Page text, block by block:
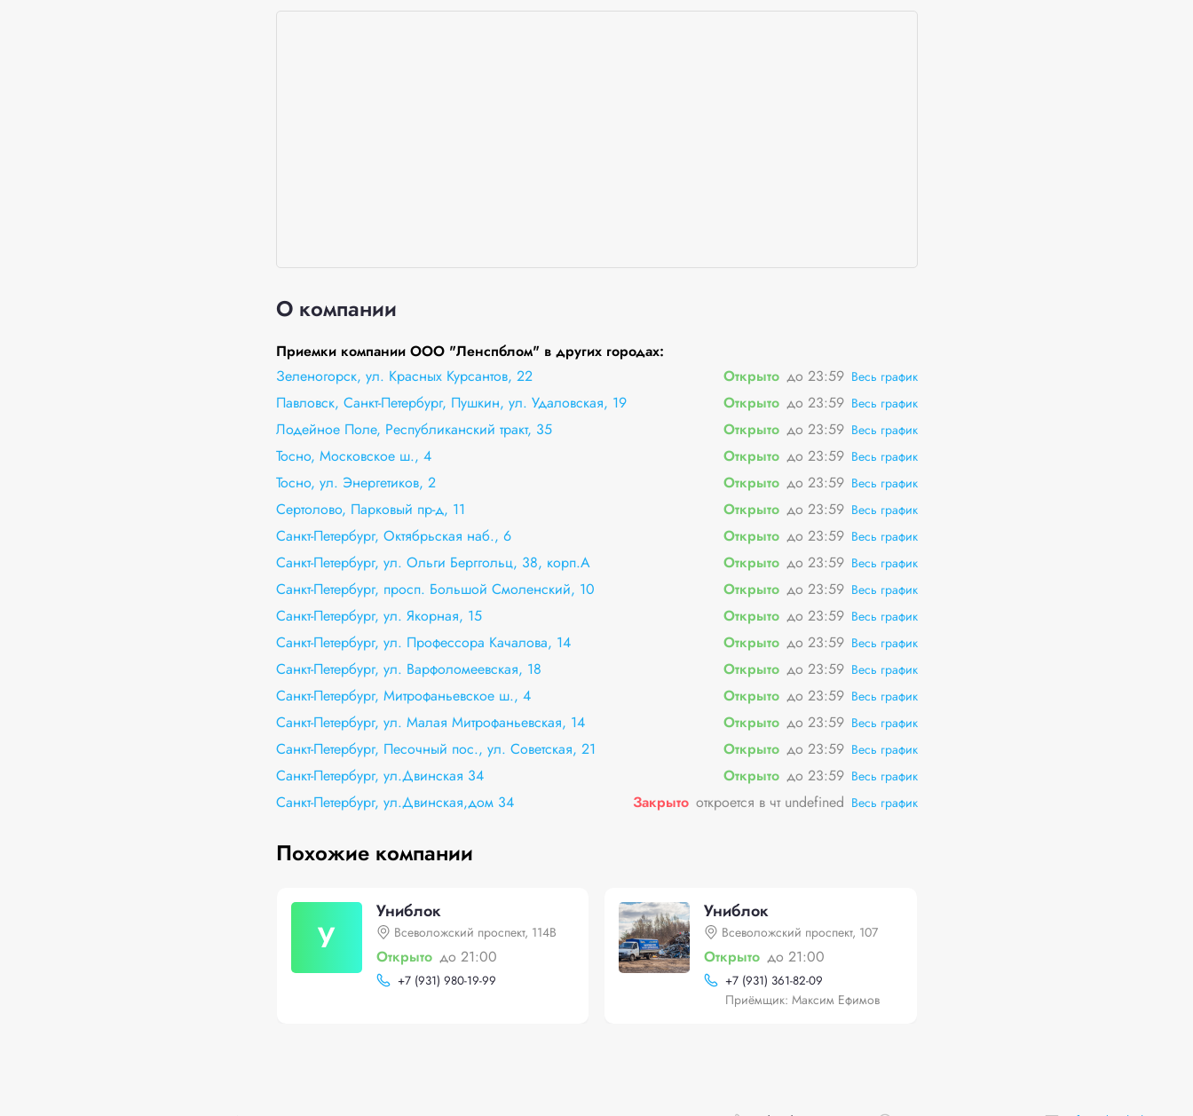
О компании
Приемки компании ООО "Ленспблом" в других городах:
Зеленогорск, ул. Красных Курсантов, 22
Открыто до 23:59 Весь график
Павловск, Санкт-Петербург, Пушкин, ул. Удаловская, 19 Открыто до 23:59 Весь график
Лодейное Поле, Республиканский тракт, 35 Открыто до 23:59 Весь график
Тосно, Московское ш., 4 Открыто до 23:59 Весь график
Тосно, ул. Энергетиков, 2 Открыто до 23:59 Весь график
Сертолово, Парковый пр-д, 11 Открыто до 23:59 Весь график
Санкт-Петербург, Октябрьская наб., 6 Открыто до 23:59 Весь график
Санкт-Петербург, ул. Ольги Берггольц, 38, корп.А Открыто до 23:59 Весь график
Санкт-Петербург, просп. Большой Смоленский, 10 Открыто до 23:59 Весь график
Санкт-Петербург, ул. Якорная, 15 Открыто до 23:59 Весь график
Санкт-Петербург, ул. Профессора Качалова, 14 Открыто до 23:59 Весь график
Санкт-Петербург, ул. Варфоломеевская, 18 Открыто до 23:59 Весь график
Санкт-Петербург, Митрофаньевское ш., 4 Открыто до 23:59 Весь график
Санкт-Петербург, ул. Малая Митрофаньевская, 14 Открыто до 23:59 Весь график
Санкт-Петербург, Песочный пос., ул. Советская, 21 Открыто до 23:59 Весь график
Санкт-Петербург, ул.Двинская 34 Открыто до 23:59 Весь график
Санкт-Петербург, ул.Двинская,дом 34 Закрыто откроется в чт undefined Весь график
Похожие компании
У
Униблок
Всеволожский проспект, 114В
Открыто до 21:00
+7 (931) 980-19-99
Униблок
Всеволожский проспект, 107
Открыто до 21:00
+7 (931) 361-82-09
Приёмщик: Максим Ефимов